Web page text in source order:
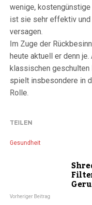
wenige,
ist sie sehr effektiv
versagen.
Im Zuge der
heute aktuell er denn
klassischen geschulten
spielt insbesondere in
Rolle.
TEILEN
Gesundheit
Vorheriger Beitrag